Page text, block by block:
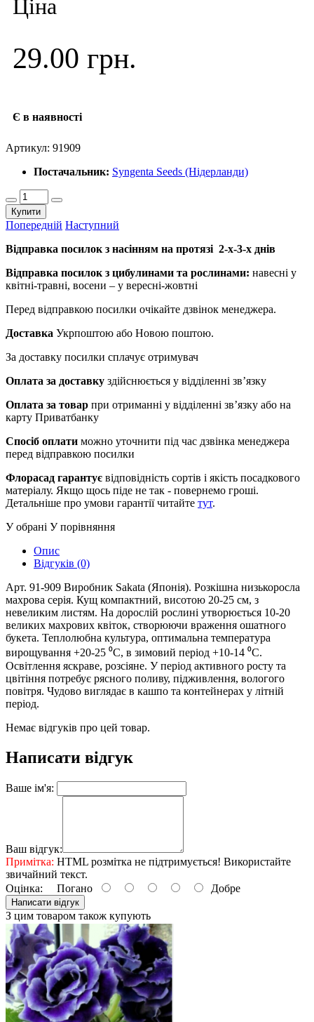
Ціна
29.00 грн.
Є в наявності
Артикул: 91909
Постачальник: Syngenta Seeds (Нідерланди)
Купити
Попередній Наступний
Відправка посилок з насінням на протязі 2-х-3-х днів
Відправка посилок з цибулинами та рослинами: навесні у
квітні-травні, восени – у вересні-жовтні
Перед відправкою посилки очікайте дзвінок менеджера.
Доставка Укрпоштою або Новою поштою.
За доставку посилки сплачує отримувач
Оплата за доставку здійснюється у відділенні зв’язку
Оплата за товар при отриманні у відділенні зв’язку або на
карту Приватбанку
Спосіб оплати можно уточнити під час дзвінка менеджера
перед відправкою посилки
Флорасад гарантує відповідність сортів і якість посадкового
матеріалу. Якщо щось піде не так - повернемо гроші.
Детальніше про умови гарантії читайте тут.
У обрані У порівняння
Опис
Відгуків (0)
Арт. 91-909 Виробник Sakata (Японія). Розкішна низькоросла
махрова серія. Кущ компактний, висотою 20-25 см, з
невеликим листям. На дорослій рослині утворюється 10-20
великих махрових квіток, створюючи враження ошатного
букета. Теплолюбна культура, оптимальна температура
вирощування +20-25 ⁰С, в зимовий період +10-14 ⁰С.
Освітлення яскраве, розсіяне. У період активного росту та
цвітіння потребує рясного поливу, підживлення, вологого
повітря. Чудово виглядає в кашпо та контейнерах у літній
період.
Немає відгуків про цей товар.
Написати відгук
Ваше ім'я:
Ваш відгук:
Примітка: HTML розмітка не підтримується! Використайте
звичайний текст.
Оцінка: Погано Добре
Написати відгук
З цим товаром також купують